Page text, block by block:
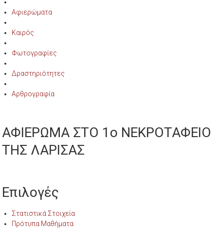
Αφιερώματα
Καιρός
Φωτογραφίες
Δραστηριότητες
Αρθρογραφία
ΑΦΙΕΡΩΜΑ ΣΤΟ 1ο ΝΕΚΡΟΤΑΦΕΙΟ
ΤΗΣ ΛΑΡΙΣΑΣ
Επιλογές
Στατιστικά Στοιχεία
Πρότυπα Μαθήματα